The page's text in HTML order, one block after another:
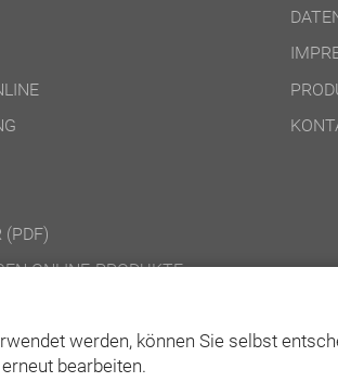
werden, können Sie selbst
bearbeiten.
(PDF)
ONLINE-PRODUKTE